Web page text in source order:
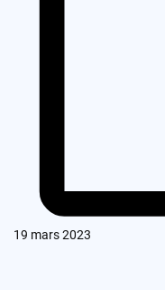
19 mars 2023